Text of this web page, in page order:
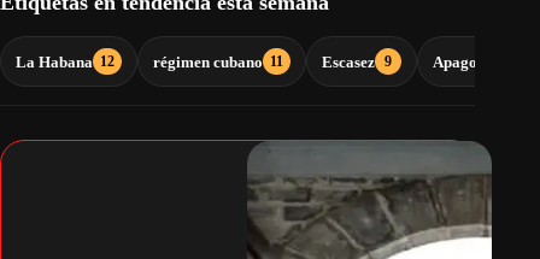
La Habana 12 régimen cubano 11 Escasez 9 Apagones